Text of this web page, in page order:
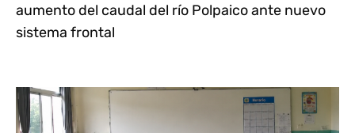
aumento del caudal del río Polpaico ante nuevo
sistema frontal